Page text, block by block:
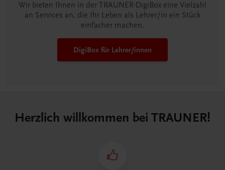
Wir bieten Ihnen in der TRAUNER-DigiBox eine Vielzahl
an Services an, die Ihr Leben als Lehrer/in ein Stück
einfacher machen.
DigiBox für Lehrer/innen
Herzlich willkommen bei TRAUNER!